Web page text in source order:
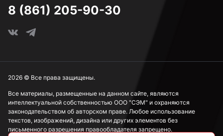
8 (861) 205-90-30
Все материалы, размещенные на данном сайте, являются
интеллектуальной собственностью ООО "СЭМ" и охраняются
законодательством об авторском праве. Любое использование
текстов, изображений, дизайна или других элементов без
письменного разрешения правообладателя запрещено.
2026 © Все права защищены.